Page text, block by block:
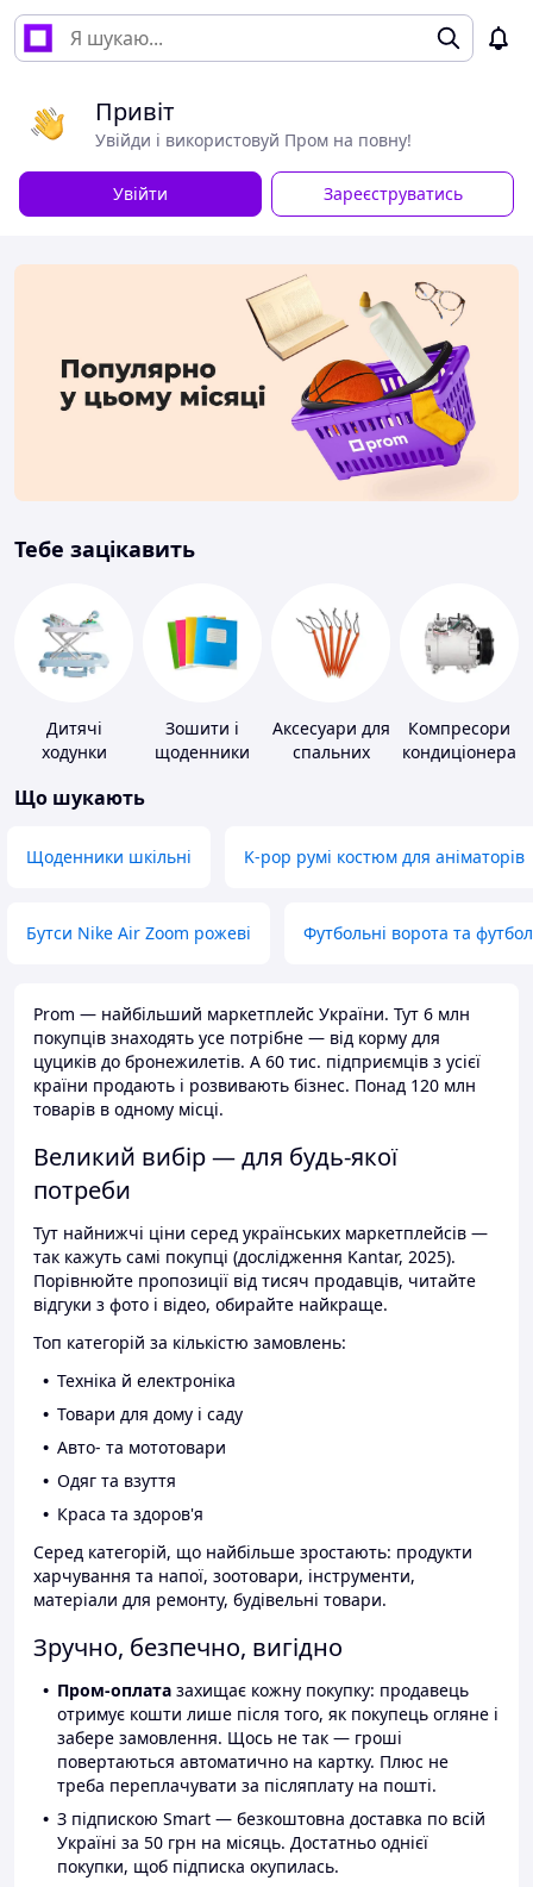
Привіт
Увійди і використовуй Пром на повну!
Увійти Зареєструватись
Тебе зацікавить
Дитячі
ходунки
Зошити і
щоденники
Аксесуари для
спальних
Компресори
кондиціонера
Що шукають
Щоденники шкільні K-pop румі костюм для аніматорів
Бутси Nike Air Zoom рожеві Футбольні ворота та
Prom — найбільший маркетплейс України. Тут 6 млн
покупців знаходять усе потрібне — від корму для
цуциків до бронежилетів. А 60 тис. підприємців з усієї
країни продають і розвивають бізнес. Понад 120 млн
товарів в одному місці.
Великий вибір — для будь-якої
потреби
Тут найнижчі ціни серед українських маркетплейсів —
так кажуть самі покупці (дослідження Kantar, 2025).
Порівнюйте пропозиції від тисяч продавців, читайте
відгуки з фото і відео, обирайте найкраще.
Топ категорій за кількістю замовлень:
Техніка й електроніка
Товари для дому і саду
Авто- та мототовари
Одяг та взуття
Краса та здоров'я
Серед категорій, що найбільше зростають: продукти
харчування та напої, зоотовари, інструменти,
матеріали для ремонту, будівельні товари.
Зручно, безпечно, вигідно
Пром-оплата захищає кожну покупку: продавець
отримує кошти лише після того, як покупець огляне і
забере замовлення. Щось не так — гроші
повертаються автоматично на картку. Плюс не
треба переплачувати за післяплату на пошті.
З підпискою Smart — безкоштовна доставка по всій
Україні за 50 грн на місяць. Достатньо однієї
покупки, щоб підписка окупилась.